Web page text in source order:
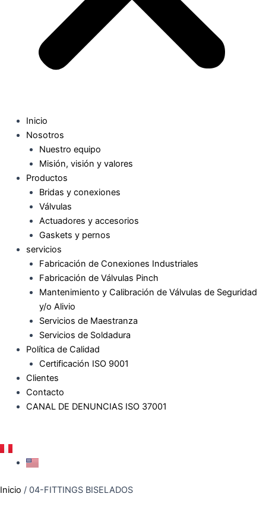
Inicio
Nosotros
Nuestro equipo
Misión, visión y valores
Productos
Bridas y conexiones
Válvulas
Actuadores y accesorios
Gaskets y pernos
servicios
Fabricación de Conexiones Industriales
Fabricación de Válvulas Pinch
Mantenimiento y Calibración de Válvulas de Seguridad
y/o Alivio
Servicios de Maestranza
Servicios de Soldadura
Política de Calidad
Certificación ISO 9001
Clientes
Contacto
CANAL DE DENUNCIAS ISO 37001
Inicio / 04-FITTINGS BISELADOS